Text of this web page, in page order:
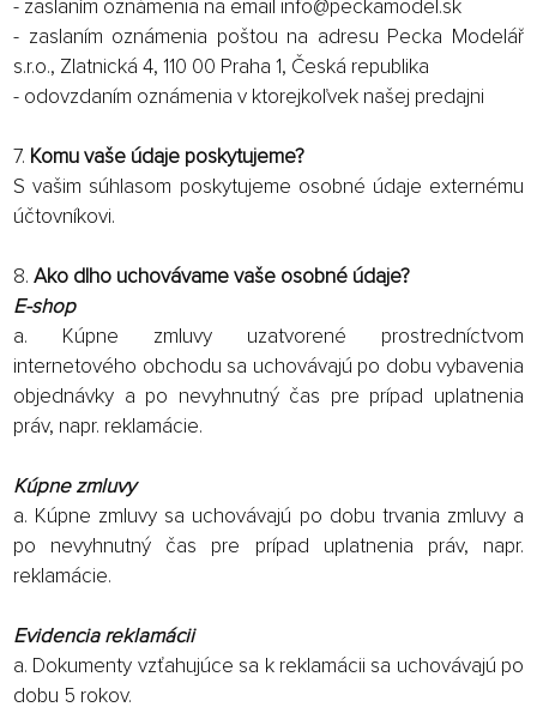
- zaslaním oznámenia na email info@peckamodel.sk
- zaslaním oznámenia poštou na adresu Pecka Modelář
s.r.o., Zlatnická 4, 110 00 Praha 1, Česká republika
- odovzdaním oznámenia v ktorejkoľvek našej predajni
7. Komu vaše údaje poskytujeme?
S vašim súhlasom poskytujeme osobné údaje externému
účtovníkovi.
8. Ako dlho uchovávame vaše osobné údaje?
E-shop
a. Kúpne zmluvy uzatvorené prostredníctvom
internetového obchodu sa uchovávajú po dobu vybavenia
objednávky a po nevyhnutný čas pre prípad uplatnenia
práv, napr. reklamácie.
Kúpne zmluvy
a. Kúpne zmluvy sa uchovávajú po dobu trvania zmluvy a
po nevyhnutný čas pre prípad uplatnenia práv, napr.
reklamácie.
Evidencia reklamácii
a. Dokumenty vzťahujúce sa k reklamácii sa uchovávajú po
dobu 5 rokov.